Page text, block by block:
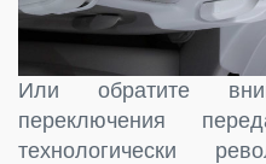
Или обратите
переключения
технологически